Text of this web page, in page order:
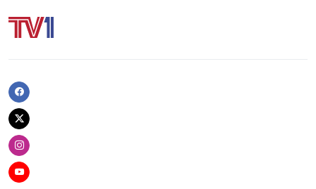
Facebook
Twitter
Instagram
Youtube